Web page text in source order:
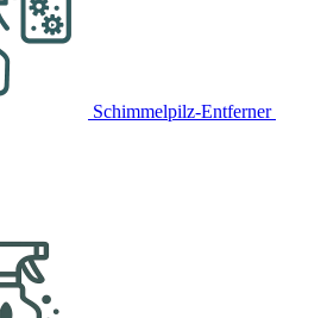
Schimmelpilz-Entferner